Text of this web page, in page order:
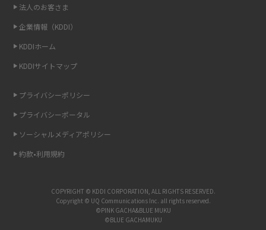
光ファイバーとは？仕組みやメリット・デメリットを初心者向けにわかり
やすく解説
を解説
6Gとはどんな通信技術？Beyond 5Gや実用化の課題などを解説
方法を解説
UQ WiMAXの評判は？特徴やメリット・デメリットを口コミと併せて紹介
アップロードが遅い原因とは？起こり得る問題と解決方法を解説
法人のお客さま
企業情報（KDDI）
KDDIホーム
KDDIサイトマップ
プライバシーポリシー
プライバシーポータル
ソーシャルメディアポリシー
約款•利用規約
COPYRIGHT © KDDI CORPORATION, ALL RIGHTS RESERVED.
Copyright © UQ Communications Inc. all rights reserved.
©PINK GACHA&BLUE MUKU
©BLUE GACHAMUKU